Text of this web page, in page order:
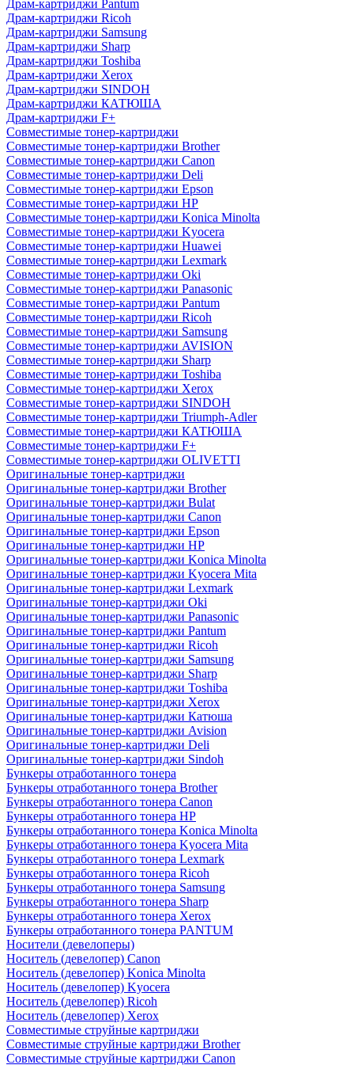
Драм-картриджи Pantum
Драм-картриджи Ricoh
Драм-картриджи Samsung
Драм-картриджи Sharp
Драм-картриджи Toshiba
Драм-картриджи Xerox
Драм-картриджи SINDOH
Драм-картриджи КАТЮША
Драм-картриджи F+
Совместимые тонер-картриджи
Совместимые тонер-картриджи Brother
Совместимые тонер-картриджи Canon
Совместимые тонер-картриджи Deli
Совместимые тонер-картриджи Epson
Совместимые тонер-картриджи HP
Совместимые тонер-картриджи Konica Minolta
Совместимые тонер-картриджи Kyocera
Совместимые тонер-картриджи Huawei
Совместимые тонер-картриджи Lexmark
Совместимые тонер-картриджи Oki
Совместимые тонер-картриджи Panasonic
Совместимые тонер-картриджи Pantum
Совместимые тонер-картриджи Ricoh
Совместимые тонер-картриджи Samsung
Совместимые тонер-картриджи AVISION
Совместимые тонер-картриджи Sharp
Совместимые тонер-картриджи Toshiba
Совместимые тонер-картриджи Xerox
Совместимые тонер-картриджи SINDOH
Совместимые тонер-картриджи Triumph-Adler
Совместимые тонер-картриджи КАТЮША
Совместимые тонер-картриджи F+
Совместимые тонер-картриджи OLIVETTI
Оригинальные тонер-картриджи
Оригинальные тонер-картриджи Brother
Оригинальные тонер-картриджи Bulat
Оригинальные тонер-картриджи Canon
Оригинальные тонер-картриджи Epson
Оригинальные тонер-картриджи HP
Оригинальные тонер-картриджи Konica Minolta
Оригинальные тонер-картриджи Kyocera Mita
Оригинальные тонер-картриджи Lexmark
Оригинальные тонер-картриджи Oki
Оригинальные тонер-картриджи Panasonic
Оригинальные тонер-картриджи Pantum
Оригинальные тонер-картриджи Ricoh
Оригинальные тонер-картриджи Samsung
Оригинальные тонер-картриджи Sharp
Оригинальные тонер-картриджи Toshiba
Оригинальные тонер-картриджи Xerox
Оригинальные тонер-картриджи Катюша
Оригинальные тонер-картриджи Avision
Оригинальные тонер-картриджи Deli
Оригинальные тонер-картриджи Sindoh
Бункеры отработанного тонера
Бункеры отработанного тонера Brother
Бункеры отработанного тонера Canon
Бункеры отработанного тонера HP
Бункеры отработанного тонера Konica Minolta
Бункеры отработанного тонера Kyocera Mita
Бункеры отработанного тонера Lexmark
Бункеры отработанного тонера Ricoh
Бункеры отработанного тонера Samsung
Бункеры отработанного тонера Sharp
Бункеры отработанного тонера Xerox
Бункеры отработанного тонера PANTUM
Носители (девелоперы)
Носитель (девелопер) Canon
Носитель (девелопер) Konica Minolta
Носитель (девелопер) Kyocera
Носитель (девелопер) Ricoh
Носитель (девелопер) Xerox
Совместимые струйные картриджи
Совместимые струйные картриджи Brother
Совместимые струйные картриджи Canon